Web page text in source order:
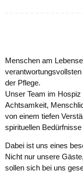
Menschen am
der Pflege.
Unser Team im
Achtsamkeit,
von einem tiefen
spirituellen
Dabei ist uns eines
Nicht nur unsere
sollen sich bei uns